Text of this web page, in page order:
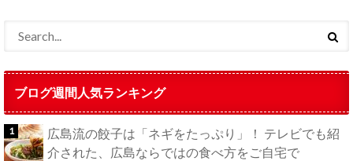
ブログ週間人気ランキング
広島流の餃子は「ネギをたっぷり」！ テレビでも紹
介された、広島ならではの食べ方をご自宅で